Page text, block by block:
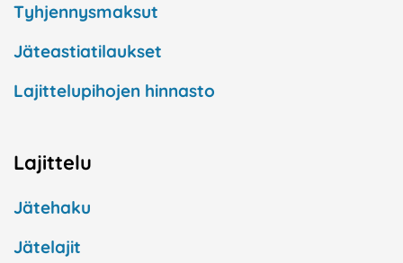
Tyhjennysmaksut
Jäteastiatilaukset
Lajittelupihojen hinnasto
Lajittelu
Jätehaku
Jätelajit